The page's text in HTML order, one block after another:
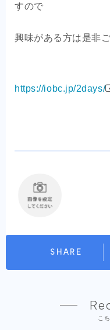
すので
興味がある方は是非
https://iobc.jp/2days/
SHARE
こ